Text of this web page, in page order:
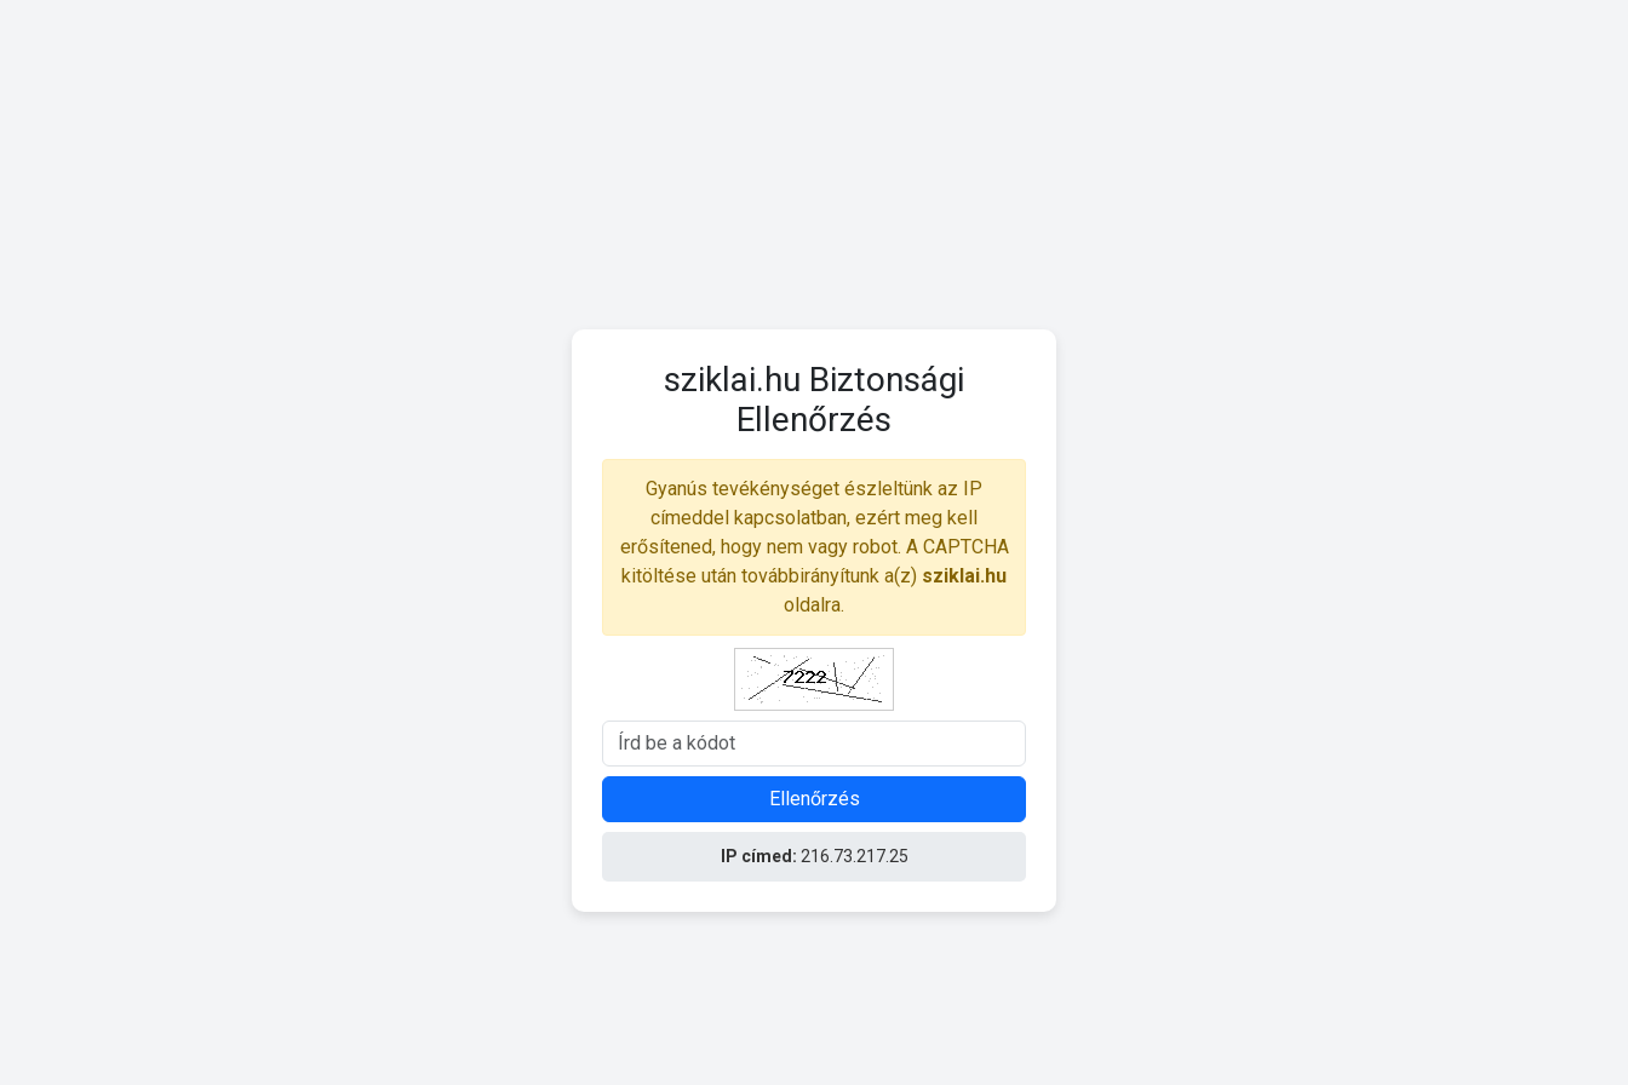
sziklai.hu Biztonsági
Ellenőrzés
Gyanús tevékénységet észleltünk az IP
címeddel kapcsolatban, ezért meg kell
erősítened, hogy nem vagy robot. A CAPTCHA
kitöltése után továbbirányítunk a(z) sziklai.hu
oldalra.
Ellenőrzés
IP címed: 216.73.217.25